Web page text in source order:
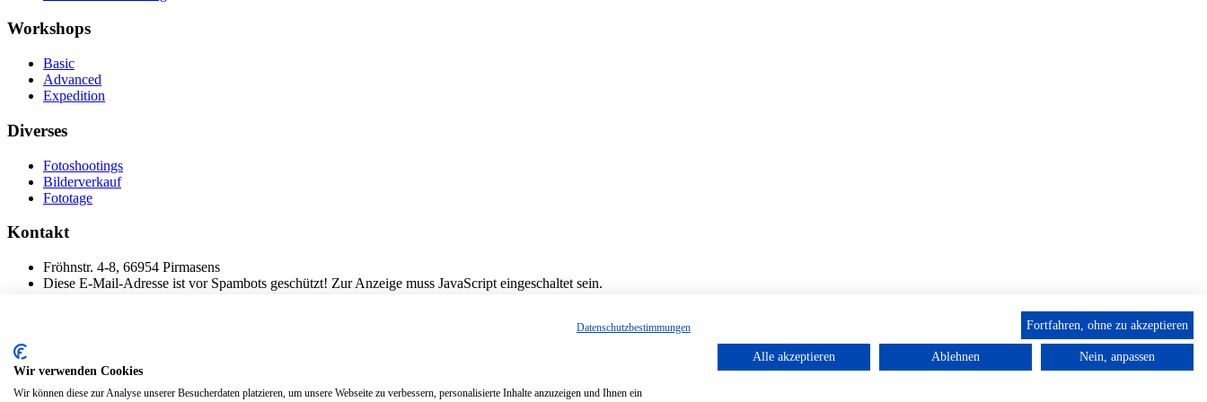
Workshops
Basic
Advanced
Expedition
Diverses
Fotoshootings
Bilderverkauf
Fototage
Kontakt
Fröhnstr. 4-8, 66954 Pirmasens
Diese E-Mail-Adresse ist vor Spambots geschützt! Zur Anzeige muss JavaScript eingeschaltet sein.
© 2024 Stileben. Alle Rechte reserviert
Fortfahren, ohne zu akzeptieren
Datenschutzbestimmungen
Wir verwenden Cookies
Wir können diese zur Analyse unserer Besucherdaten platzieren, um unsere Webseite zu verbessern, personalisierte Inhalte anzuzeigen und Ihnen ein
Alle akzeptieren Ablehnen Nein, anpassen